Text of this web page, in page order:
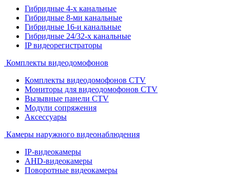
Гибридные 4-х канальные
Гибридные 8-ми канальные
Гибридные 16-и канальные
Гибридные 24/32-х канальные
IP видеорегистраторы
Комплекты видеодомофонов
Комплекты видеодомофонов CTV
Мониторы для видеодомофонов CTV
Вызывные панели CTV
Модули сопряжения
Аксессуары
Камеры наружного видеонаблюдения
IP-видеокамеры
AHD-видеокамеры
Поворотные видеокамеры